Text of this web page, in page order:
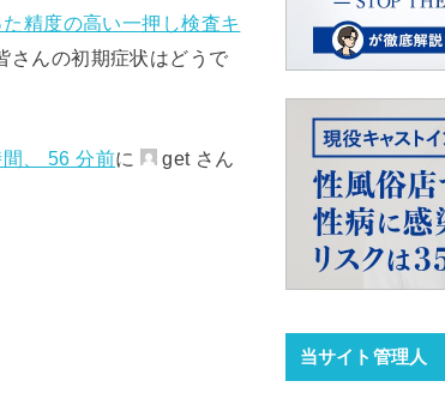
精度の高い一押し検査キ
さんの初期症状はどうで
間、 56 分前に
get さん
当サイト管理人